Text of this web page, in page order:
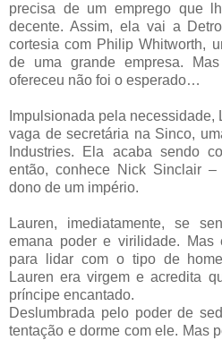
precisa de um emprego que
decente. Assim, ela vai a
cortesia com Philip Whitworth,
de uma grande empresa.
ofereceu não foi o esperado…
Impulsionada pela
vaga de secretária na Sinco,
Industries. Ela acaba sendo
então, conhece Nick Sinclair
dono de um império.
Lauren, imediatamente, se
emana poder e virilidade. Mas
para lidar com o tipo de
Lauren era virgem e acredita
príncipe encantado.
Deslumbrada pelo poder de
tentação e dorme com ele. Mas